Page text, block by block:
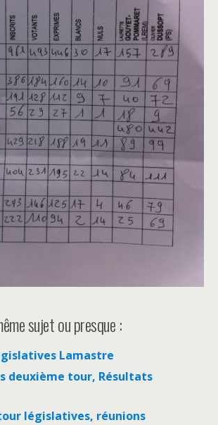
sujet ou presque :
Lamastre
deuxième tour, Résultats
législatives, réunions